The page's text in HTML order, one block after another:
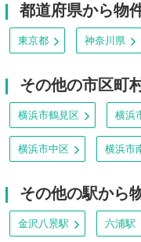
都道府県から物
東京都 神奈川県
その他の市区町
横浜市鶴見区 横浜
横浜市中区 横浜市
その他の駅から
金沢八景駅 六浦駅